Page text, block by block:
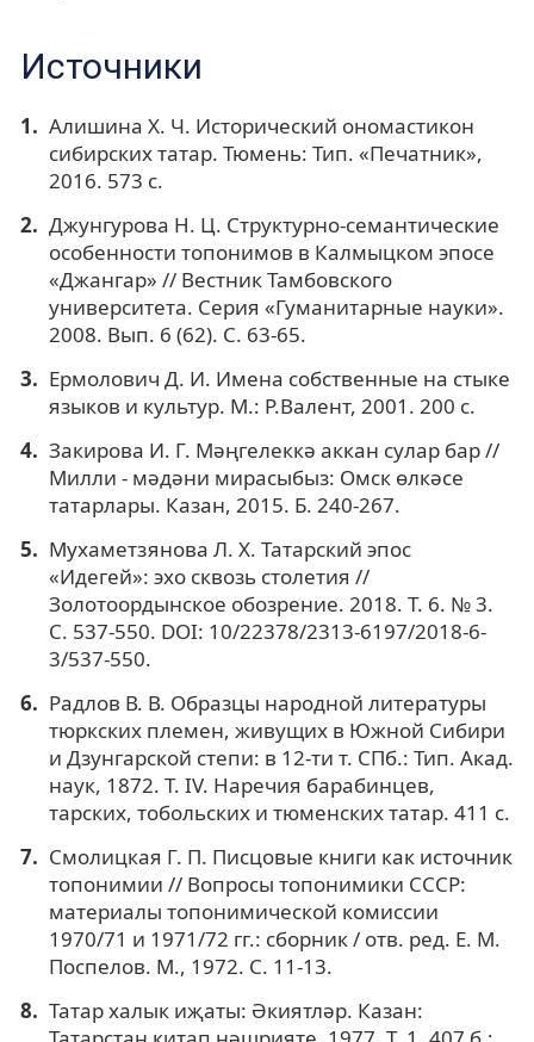
Источники
Алишина Х. Ч. Исторический ономастикон
сибирских татар. Тюмень: Тип. «Печатник»,
2016. 573 с.
Джунгурова Н. Ц. Структурно-семантические
особенности топонимов в Калмыцком эпосе
«Джангар» // Вестник Тамбовского
университета. Серия «Гуманитарные науки».
2008. Вып. 6 (62). С. 63-65.
Ермолович Д. И. Имена собственные на стыке
языков и культур. М.: Р.Валент, 2001. 200 с.
Закирова И. Г. Мәңгелеккә аккан сулар бар //
Милли - мәдәни мирасыбыз: Омск өлкәсе
татарлары. Казан, 2015. Б. 240-267.
Мухаметзянова Л. Х. Татарский эпос
«Идегей»: эхо сквозь столетия //
Золотоордынское обозрение. 2018. Т. 6. № 3.
С. 537-550. DOI: 10/22378/2313-6197/2018-6-
3/537-550.
Радлов В. В. Образцы народной литературы
тюркских племен, живущих в Южной Сибири
и Дзунгарской степи: в 12-ти т. СПб.: Тип. Акад.
наук, 1872. Т. IV. Наречия барабинцев,
тарских, тобольских и тюменских татар. 411 с.
Смолицкая Г. П. Писцовые книги как источник
топонимии // Вопросы топонимики СССР:
материалы топонимической комиссии
1970/71 и 1971/72 гг.: сборник / отв. ред. Е. М.
Поспелов. М., 1972. С. 11-13.
Татар халык иҗаты: Әкиятләр. Казан: